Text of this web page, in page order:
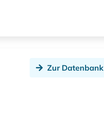
Zur Datenbank